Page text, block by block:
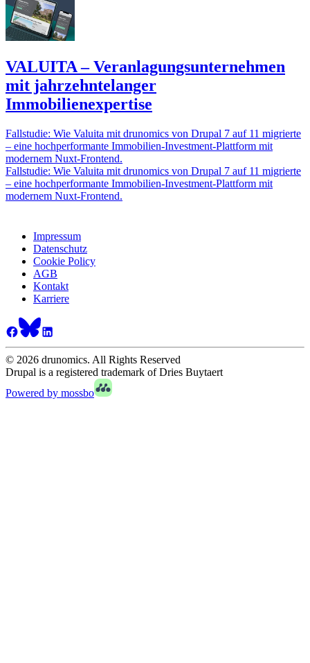
VALUITA – Veranlagungsunternehmen
mit jahrzehntelanger
Immobilienexpertise
Fallstudie: Wie Valuita mit drunomics von Drupal 7 auf 11 migrierte
– eine hochperformante Immobilien-Investment-Plattform mit
modernem Nuxt-Frontend.
Fallstudie: Wie Valuita mit drunomics von Drupal 7 auf 11 migrierte
– eine hochperformante Immobilien-Investment-Plattform mit
modernem Nuxt-Frontend.
Impressum
Datenschutz
Cookie Policy
AGB
Kontakt
Karriere
© 2026 drunomics. All Rights Reserved
Drupal is a registered trademark of Dries Buytaert
Powered by mossbo